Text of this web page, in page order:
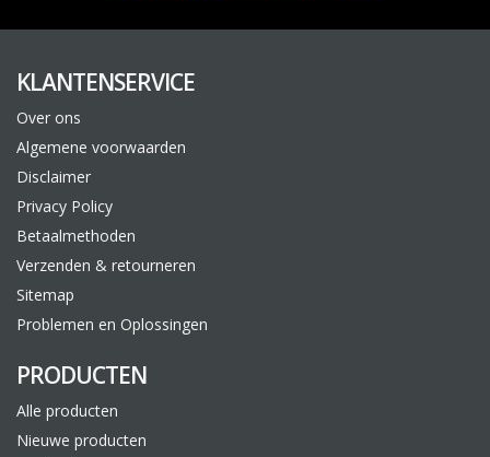
KLANTENSERVICE
Over ons
Algemene voorwaarden
Disclaimer
Privacy Policy
Betaalmethoden
Verzenden & retourneren
Sitemap
Problemen en Oplossingen
PRODUCTEN
Alle producten
Nieuwe producten